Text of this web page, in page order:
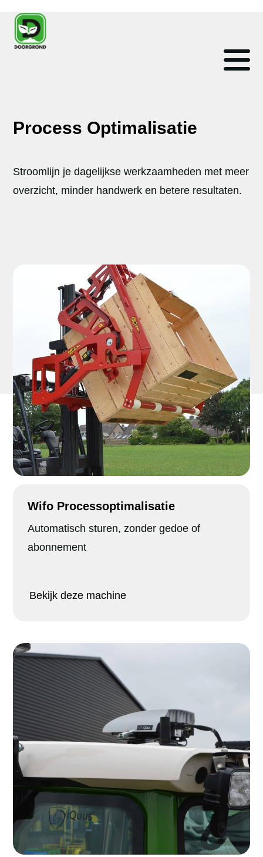
Process Optimalisatie
Stroomlijn je dagelijkse werkzaamheden met meer
overzicht, minder handwerk en betere resultaten.
Wifo Processoptimalisatie
Automatisch sturen, zonder gedoe of
abonnement
Bekijk deze machine